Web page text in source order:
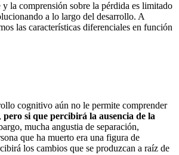
la comprensión sobre la pérdida es limitado
a lo largo del desarrollo. A
las características diferenciales en función
cognitivo aún no le permite comprender
pero si que percibirá la ausencia de la
mucha angustia de separación,
que ha muerto era una figura de
los cambios que se produzcan a raíz de